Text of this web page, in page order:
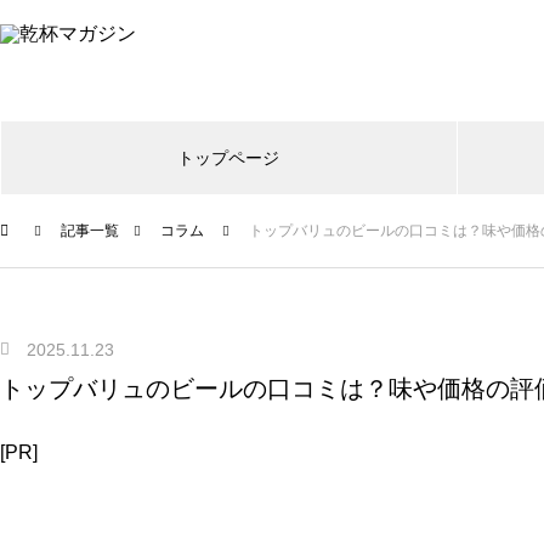
トップページ
記事一覧 コラム トップバリュのビールの口コミは？味や価
2025.11.23
トップバリュのビールの口コミは？味や価格の
[PR]